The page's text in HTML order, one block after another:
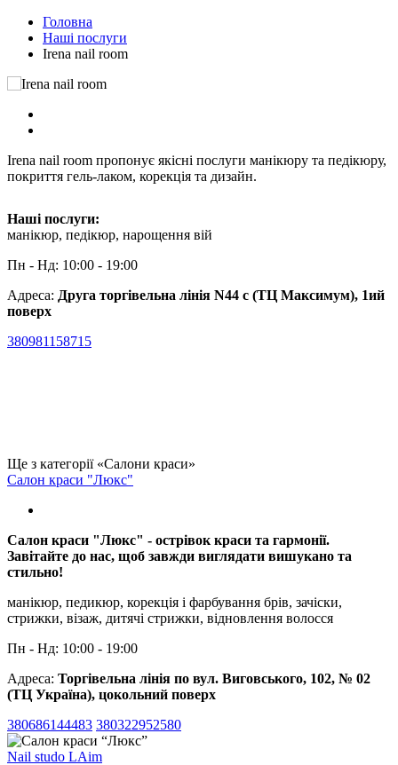
Головна
Наші послуги
Irena nail room
Irena nail room пропонує якісні послуги манікюру та педікюру,
покриття гель-лаком, корекція та дизайн.
Наші послуги:
манікюр, педікюр, нарощення вій
Пн - Нд: 10:00 - 19:00
Адреса: Друга торгівельна лінія N44 c (ТЦ Максимум), 1ий
поверх
380981158715
Ще з категорії «Салони краси»
Салон краси "Люкс"
Салон краси "Люкс" - острівок краси та гармонії.
Завітайте до нас, щоб завжди виглядати вишукано та
стильно!
манікюр, педикюр, корекція і фарбування брів, зачіски,
стрижки, візаж, дитячі стрижки, відновлення волосся
Пн - Нд: 10:00 - 19:00
Адреса: Торгівельна лінія по вул. Виговського, 102, № 02
(ТЦ Україна), цокольний поверх
380686144483 380322952580
Nail studo LAim